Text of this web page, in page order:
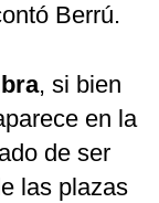
Berrú.
, si bien
en la
de ser
las plazas